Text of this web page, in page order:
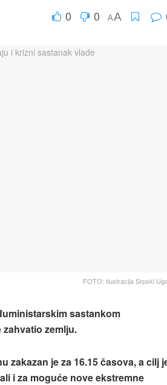
0 0 AA
FOTO: Ilustracija Srpski
sastankom
zemlju.
zakazan je za 16.15 časova, a cilj
i za moguće nove ekstremne